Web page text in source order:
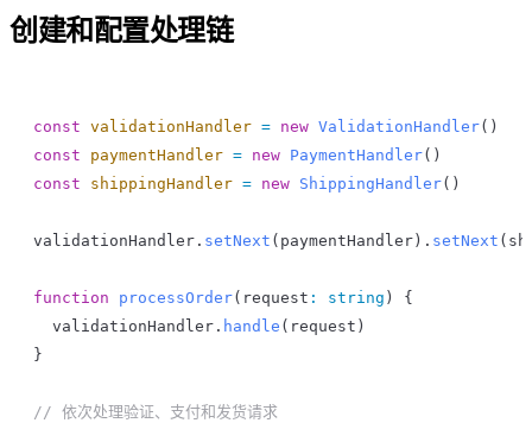
创建和配置处理链
const validationHandler = new ValidationHandler()
const paymentHandler = new PaymentHandler()
const shippingHandler = new ShippingHandler()
validationHandler . setNext ( paymentHandler ). setNext (
function processOrder( request : string ) {
  validationHandler
. handle ( request )
}
// 依次处理验证、支付和发货请求